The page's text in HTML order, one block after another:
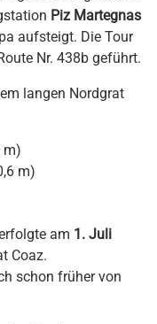
Piz Martegnas
aufsteigt. Die Tour
Nr. 438b geführt.
langen Nordgrat
m)
m)
am 1. Juli
Coaz.
schon früher von